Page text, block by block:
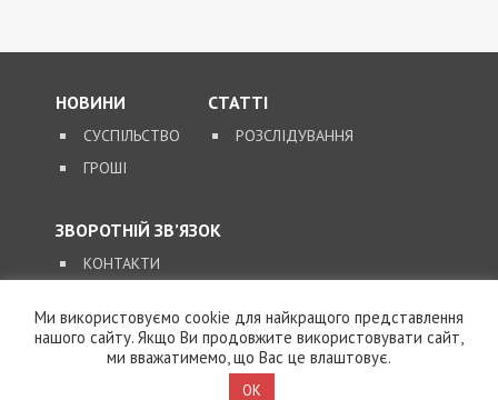
Військовий у СЗЧ став диверсантом: у
років тюрми
Следующая статья:
Суд стягнув зі “слуги народу” Сергія
на понад 7 млн грн
ПОПУЛЯРНІ НОВИНИ
Ми використовуємо cookie для найкращого представлення
нашого сайту. Якщо Ви продовжите використовувати сайт,
ми вважатимемо, що Вас це влаштовує.
OK